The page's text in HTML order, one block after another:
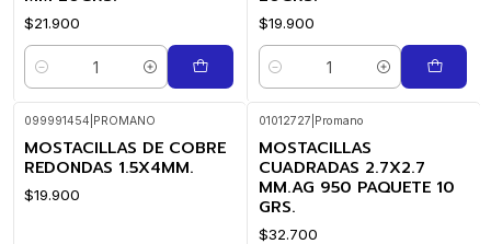
$21.900
Cantidad
$19.900
Cantidad
099991454 PROMANO
MOSTACILLAS DE COBRE
REDONDAS 1.5X4MM.
$19.900
01012727 Promano
MOSTACILLAS
CUADRADAS 2.7X2.7
MM.AG 950 PAQUETE 10
GRS.
$32.700